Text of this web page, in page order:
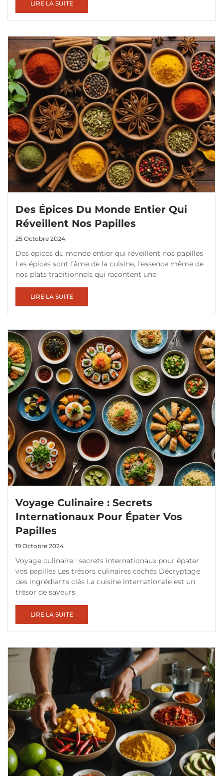
LIRE LA SUITE
Des Épices Du Monde Entier Qui
Réveillent Nos Papilles
25 Octobre 2024
Des épices du monde entier qui réveillent nos papilles
Les épices sont l’âme de la cuisine, l’essence même de
nos plats traditionnels qui racontent une
LIRE LA SUITE
Voyage Culinaire : Secrets
Internationaux Pour Épater Vos
Papilles
19 Octobre 2024
Voyage culinaire : secrets internationaux pour épater
vos papilles Les trésors culinaires cachés Décryptage
des ingrédients clés La cuisine internationale est un
trésor de saveurs
LIRE LA SUITE